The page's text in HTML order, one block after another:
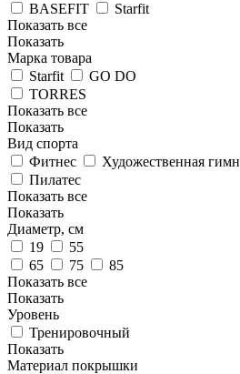
BASEFIT
Starfit
Показать все
Показать
Марка товара
Starfit
GO DO
TORRES
Показать все
Показать
Вид спорта
Фитнес
Художественная
Пилатес
Показать все
Показать
Диаметр, см
19
55
65
75
85
Показать все
Показать
Уровень
Тренировочный
Показать
Материал покрышки